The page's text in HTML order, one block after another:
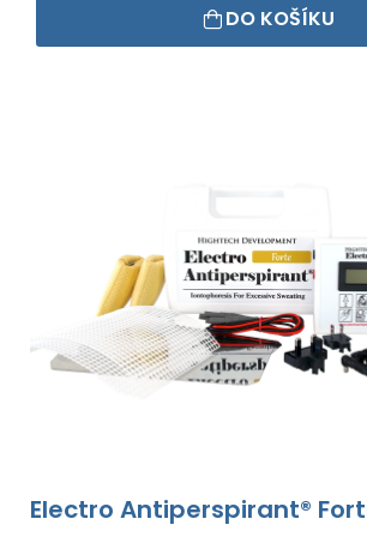
DO KOŠÍKU
Electro Antiperspirant®